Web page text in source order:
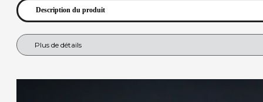
Description du produit
Plus de détails